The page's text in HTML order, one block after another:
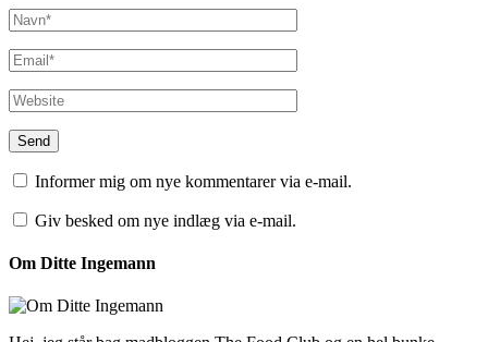
Informer mig om nye kommentarer via e-mail.
Giv besked om nye indlæg via e-mail.
Om Ditte Ingemann